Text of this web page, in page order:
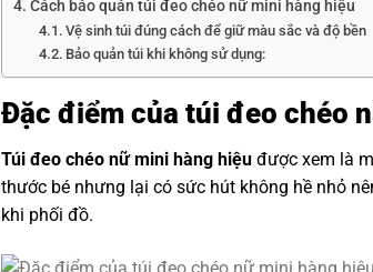
Cách bảo quản túi đeo chéo nữ mini hàng hiệu
Vệ sinh túi đúng cách để giữ màu sắc và độ bền
Bảo quản túi khi không sử dụng:
Đặc điểm của túi đeo chéo
Túi đeo chéo nữ mini hàng hiệu được xem là
thước bé nhưng lại có sức hút không hề nhỏ
khi phối đồ.